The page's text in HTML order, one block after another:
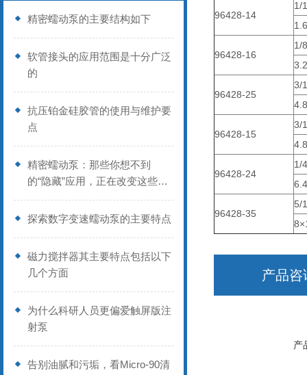
精密蠕动泵的主要结构如下
软管接头的应用范围是十分广泛
的
抗压铂金硅胶管的使用与维护要
点
精密蠕动泵：那些你想不到
的“隐藏”应用，正在改变这些行
业
探索数字变速蠕动泵的主要特点
磁力搅拌器其主要特点包括以下
几个方面
为什么科研人员更偏爱触屏版注
射泵
告别油腻和污垢，看Micro-90清
96428-14
1/
96428-16
1/
96428-25
3/
96428-15
3/
96428-24
1/
96428-35
5/
产品咨
产